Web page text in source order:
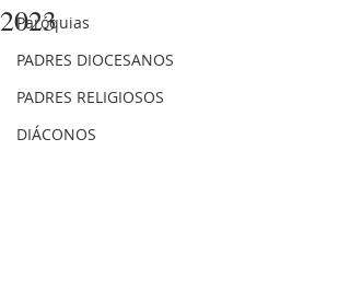
Paróquias
PADRES DIOCESANOS
PADRES RELIGIOSOS
DIÁCONOS
2023